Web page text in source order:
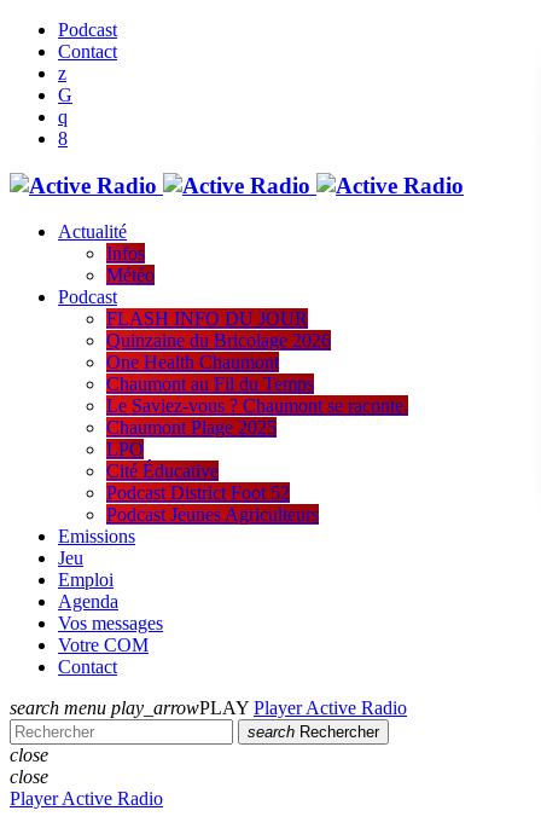
Podcast
Contact
Actualité
Infos
Météo
Podcast
FLASH INFO DU JOUR
Quinzaine du Bricolage 2026
One Health Chaumont
Chaumont au Fil du Temps
Le Saviez-vous ? Chaumont se raconte.
Chaumont Plage 2025
LPO
Cité Éducative
Podcast District Foot 52
Podcast Jeunes Agriculteurs
Emissions
Jeu
Emploi
Agenda
Vos messages
Votre COM
Contact
search menu play_arrowPLAY Player Active Radio
search Rechercher
close
close
Player Active Radio